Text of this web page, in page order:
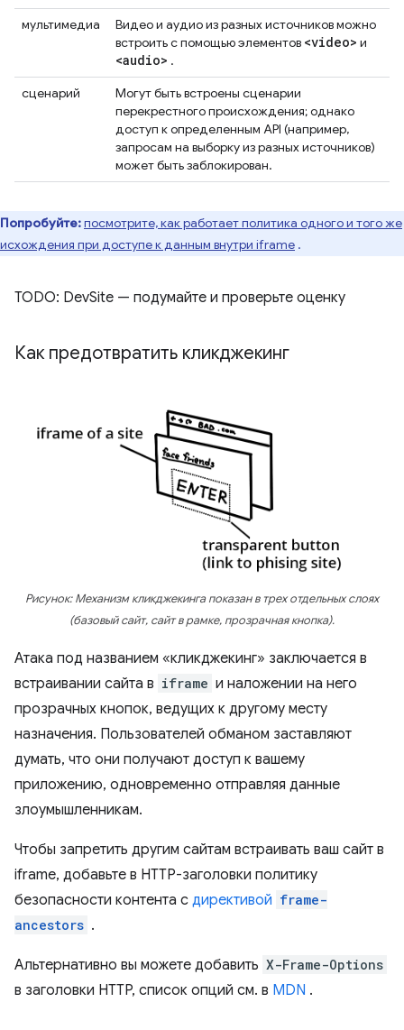
мультимедиа
Видео и аудио из разных источников можно
встроить с помощью элементов <video> и
<audio> .
сценарий
Могут быть встроены сценарии
перекрестного происхождения; однако
доступ к определенным API (например,
запросам на выборку из разных источников)
может быть заблокирован.
Попробуйте:посмотрите, как работает политика одного и того же
при доступе к данным внутри iframe .
TODO: DevSite — подумайте и проверьте оценку
Как предотвратить кликджекинг
Рисунок: Механизм кликджекинга показан в трех отдельных слоях
(базовый сайт, сайт в рамке, прозрачная кнопка).
Атака под названием «кликджекинг» заключается в
встраивании сайта в iframe и наложении на него
прозрачных кнопок, ведущих к другому месту
назначения. Пользователей обманом заставляют
думать, что они получают доступ к вашему
приложению, одновременно отправляя данные
злоумышленникам.
Чтобы запретить другим сайтам встраивать ваш сайт в
iframe, добавьте в HTTP-заголовки политику
безопасности контента с директивой frame-
ancestors .
Альтернативно вы можете добавить X-Frame-Options
в заголовки HTTP, список опций см. в MDN .